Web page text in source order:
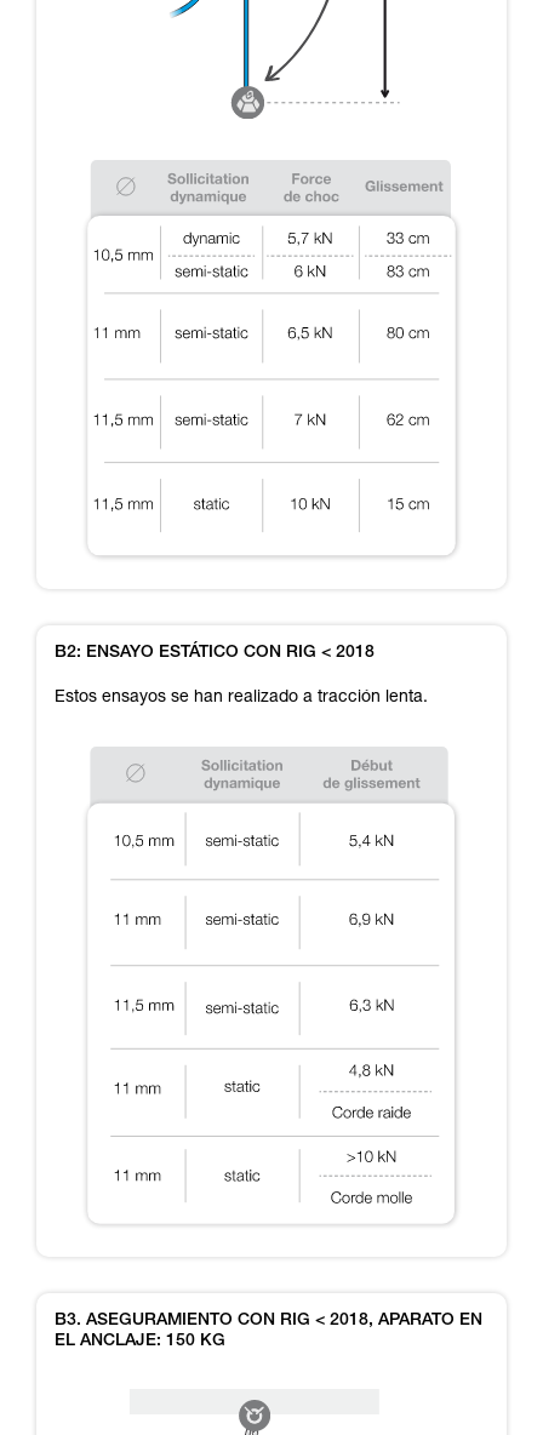
B2: ENSAYO ESTÁTICO CON RIG < 2018
Estos ensayos se han realizado a tracción lenta.
B3. ASEGURAMIENTO CON RIG < 2018, APARATO EN
EL ANCLAJE: 150 KG